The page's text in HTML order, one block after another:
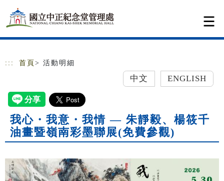
跳到主要內容
網站導覽
::: 首頁 > 活動明細
中文 ENGLISH
我心・我意・我情 — 朱靜毅、楊筱千
油畫暨嶺南彩墨聯展(免費參觀)